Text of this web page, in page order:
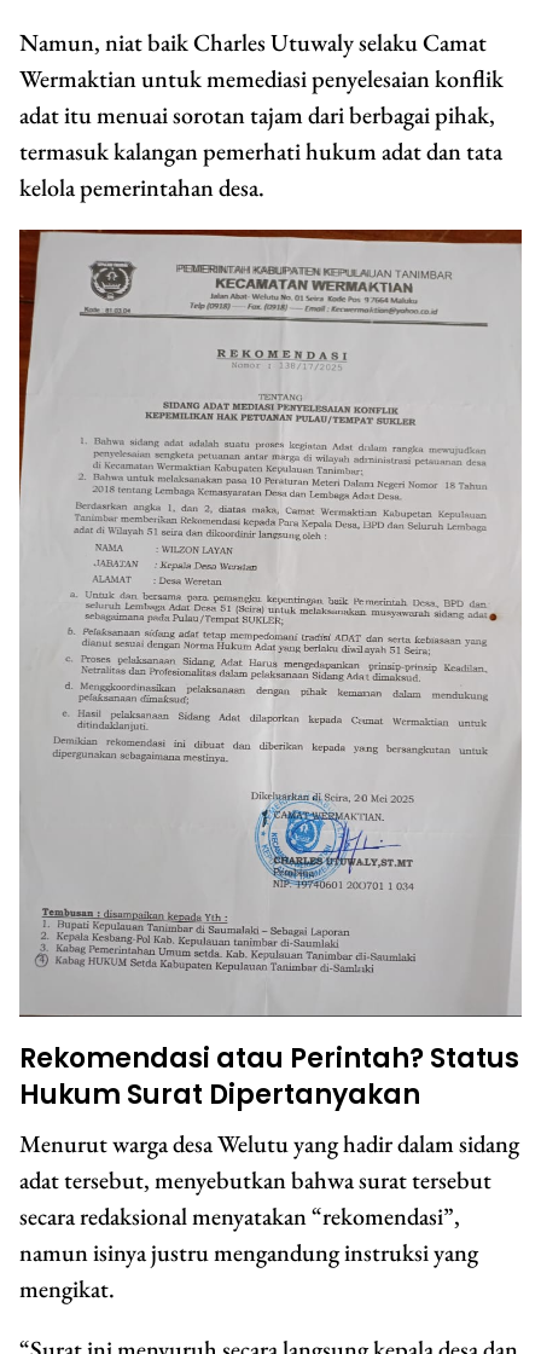
Namun, niat baik Charles Utuwaly selaku Camat
Wermaktian untuk memediasi penyelesaian konflik
adat itu menuai sorotan tajam dari berbagai pihak,
termasuk kalangan pemerhati hukum adat dan tata
kelola pemerintahan desa.
Rekomendasi atau Perintah? Status
Hukum Surat Dipertanyakan
Menurut warga desa Welutu yang hadir dalam sidang
adat tersebut, menyebutkan bahwa surat tersebut
secara redaksional menyatakan “rekomendasi”,
namun isinya justru mengandung instruksi yang
mengikat.